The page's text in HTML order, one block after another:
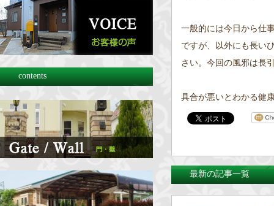
一般的には今日から仕
ですが、以外にも長い
さい。今回の風邪は長
具合が悪いとわかる健
最新の記事一覧
contents